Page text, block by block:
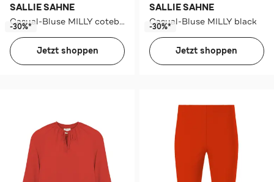
SALLIE SAHNE
Casual-Bluse MILLY coteblue
-30%*
Jetzt shoppen
SALLIE SAHNE
Casual-Bluse MILLY black
-30%*
Jetzt shoppen